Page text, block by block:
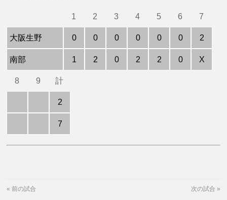
大阪生野
南部
1
0
1
2
0
2
3
0
0
4
0
2
5
0
2
6
0
0
7
2
X
8 9 計
2
7
«前の試合 次の試合 »